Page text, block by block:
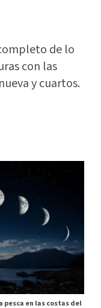
de lo
con las
y cuartos.
pesca en las costas del